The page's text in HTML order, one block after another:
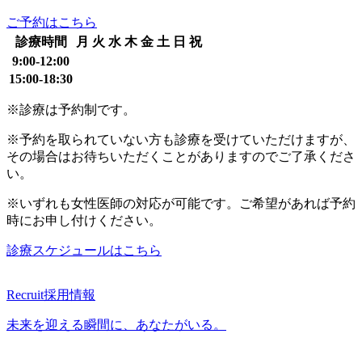
ご予約はこちら
診療時間
月 火 水 木 金 土 日 祝
9:00-12:00
15:00-18:30
※診療は予約制です。
※予約を取られていない方も診療を受けていただけますが、
その場合はお待ちいただくことがありますのでご了承くださ
い。
※いずれも女性医師の対応が可能です。ご希望があれば予約
時にお申し付けください。
診療スケジュールはこちら
Recruit採用情報
未来を迎える瞬間に、あなたがいる。